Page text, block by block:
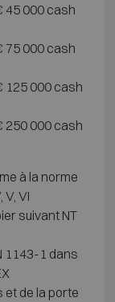
45 000 cash
75 000 cash
125 000 cash
250 000 cash
à la norme
V, VI
suivant NT
1143-1 dans
de la porte